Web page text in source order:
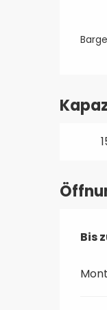
vom
Bis